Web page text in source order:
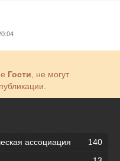
Гости , не могут
ассоциация
140